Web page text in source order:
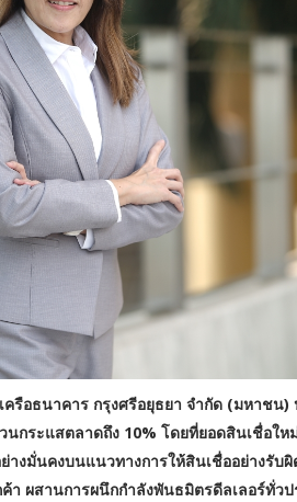
รือธนาคาร กรุงศรีอยุธยา จำกัด (มหาชน
กระแสตลาดถึง 10% โดยที่ยอดสินเชื่อให
งมั่นคงบนแนวทางการให้สินเชื่ออย่างรับผิ
ผสานการผนึกกำลังพันธมิตรดีลเลอร์ทั่วป